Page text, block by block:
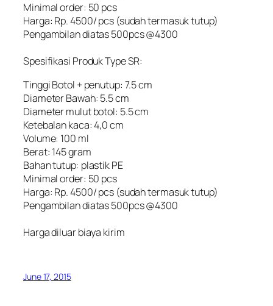
Minimal order: 50 pcs
Harga: Rp. 4500/ pcs (sudah termasuk tutup)
Pengambilan diatas 500pcs @4300
Spesifikasi Produk Type SR:
Tinggi Botol + penutup: 7.5 cm
Diameter Bawah: 5.5 cm
Diameter mulut botol: 5.5 cm
Ketebalan kaca: 4,0 cm
Volume: 100 ml
Berat: 145 gram
Bahan tutup: plastik PE
Minimal order: 50 pcs
Harga: Rp. 4500/ pcs (sudah termasuk tutup)
Pengambilan diatas 500pcs @4300
Harga diluar biaya kirim
June 17, 2015